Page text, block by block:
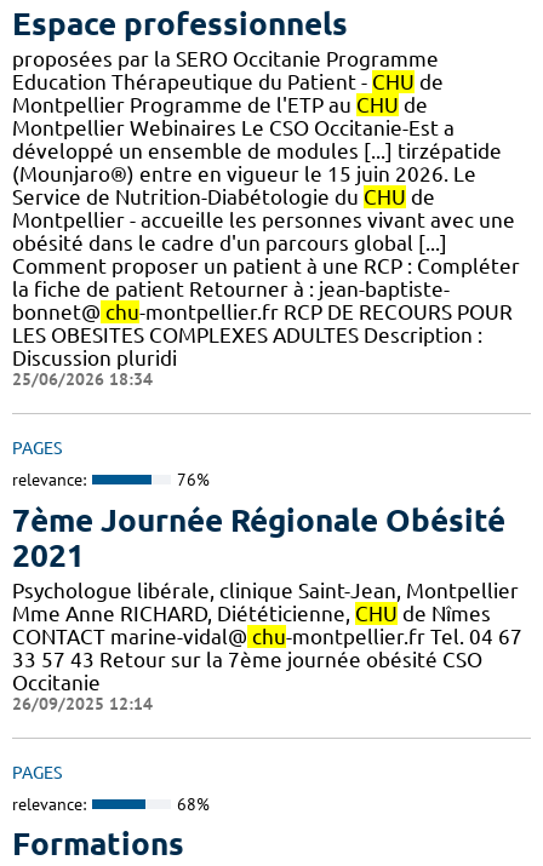
Espace professionnels
proposées par la SERO Occitanie Programme
Education Thérapeutique du Patient - CHU de
Montpellier Programme de l'ETP au CHU de
Montpellier Webinaires Le CSO Occitanie-Est a
développé un ensemble de modules [...] tirzépatide
(Mounjaro®) entre en vigueur le 15 juin 2026. Le
Service de Nutrition-Diabétologie du CHU de
Montpellier - accueille les personnes vivant avec une
obésité dans le cadre d'un parcours global [...]
Comment proposer un patient à une RCP : Compléter
la fiche de patient Retourner à : jean-baptiste-
bonnet@ chu-montpellier.fr RCP DE RECOURS POUR
LES OBESITES COMPLEXES ADULTES Description :
Discussion pluridi
25/06/2026 18:34
PAGES
relevance: 76%
7ème Journée Régionale Obésité
2021
Psychologue libérale, clinique Saint-Jean, Montpellier
Mme Anne RICHARD, Diététicienne, CHU de Nîmes
CONTACT marine-vidal@ chu-montpellier.fr Tel. 04 67
33 57 43 Retour sur la 7ème journée obésité CSO
Occitanie
26/09/2025 12:14
PAGES
relevance: 68%
Formations